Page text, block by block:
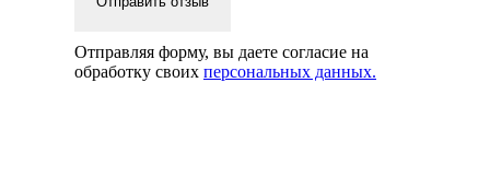
Отправляя форму, вы даете согласие на
обработку своих персональных данных.